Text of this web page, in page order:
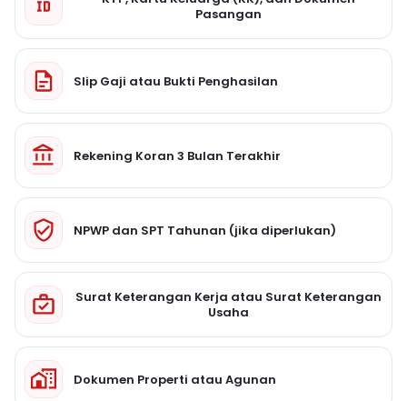
Pasangan
Slip Gaji atau Bukti Penghasilan
Rekening Koran 3 Bulan Terakhir
NPWP dan SPT Tahunan (jika diperlukan)
Surat Keterangan Kerja atau Surat Keterangan
Usaha
Dokumen Properti atau Agunan